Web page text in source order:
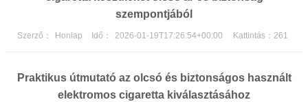
szempontjából
Szerző： Honlap Idő： 2026-01-19T17:26:54+00:00 Kattintás： 261
Praktikus útmutató az olcsó és biztonságos használt
elektromos cigaretta kiválasztásához